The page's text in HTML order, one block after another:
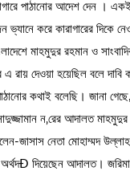
পাঠানোর আদেশ দেন ।
ভ্যানে করে কারাগারের
মাহমুদুর রহমান ও
রায় দেওয়া হয়েছিল বলে
কথাই বলেছি। জানা
ন‚রের আদালত
নেতা মোহাম্মদ
দিয়েছেন আদালত।